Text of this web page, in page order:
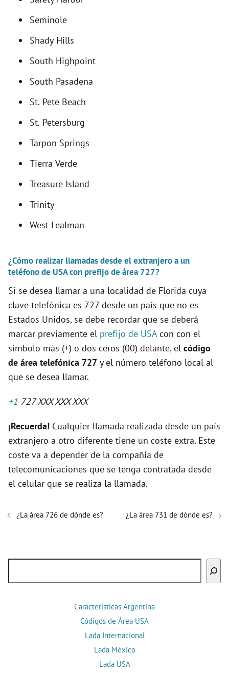
Seminole
Shady Hills
South Highpoint
South Pasadena
St. Pete Beach
St. Petersburg
Tarpon Springs
Tierra Verde
Treasure Island
Trinity
West Lealman
¿Cómo realizar llamadas desde el extranjero a un
teléfono de USA con prefijo de área 727?
Si se desea llamar a una localidad de Florida cuya
clave telefónica es 727 desde un país que no es
Estados Unidos, se debe recordar que se deberá
marcar previamente el prefijo de USAcon con el
símbolo más (+) o dos ceros (00) delante, el código
de área telefónica 727 y el número teléfono local al
que se desea llamar.
+1 727 XXX XXX XXX
¡Recuerda! Cualquier llamada realizada desde un país
extranjero a otro diferente tiene un coste extra. Este
coste va a depender de la compañía de
telecomunicaciones que se tenga contratada desde
el celular que se realiza la llamada.
¿La área 726 de dónde es? ¿La área 731 de dónde es?
Características Argentina
Códigos de Área USA
Lada Internacional
Lada México
Lada USA